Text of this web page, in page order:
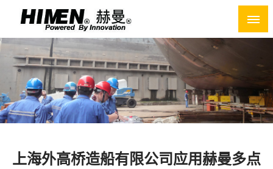
content
上海外高桥造船有限公司应用赫曼多点